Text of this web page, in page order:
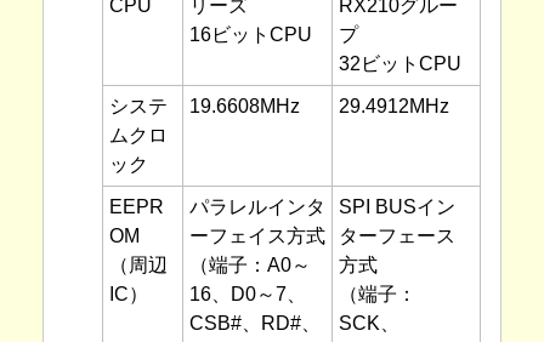
CPU
リーズ
16ビットCPU
RX210グルー
プ
32ビットCPU
システ
ムクロ
ック
19.6608MHz 29.4912MHz
EEPR
OM
（周辺
IC）
パラレルインタ
ーフェイス方式
（端子：A0～
16、D0～7、
CSB#、RD#、
SPI BUSイン
ターフェース
方式
（端子：
SCK、